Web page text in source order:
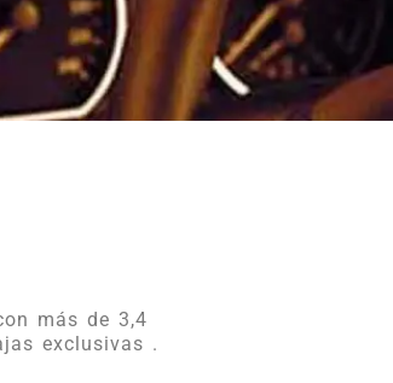
más de 3,4
exclusivas .